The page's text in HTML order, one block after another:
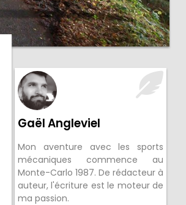
Gaël Angleviel
Mon aventure avec les sports
mécaniques commence au
Monte-Carlo 1987. De rédacteur à
auteur, l'écriture est le moteur de
ma passion.